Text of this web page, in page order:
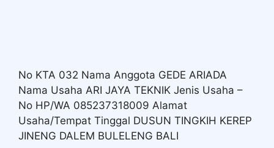
No KTA 032 Nama Anggota GEDE ARIADA
Nama Usaha ARI JAYA TEKNIK Jenis Usaha –
No HP/WA 085237318009 Alamat
Usaha/Tempat Tinggal DUSUN TINGKIH KEREP
JINENG DALEM BULELENG BALI